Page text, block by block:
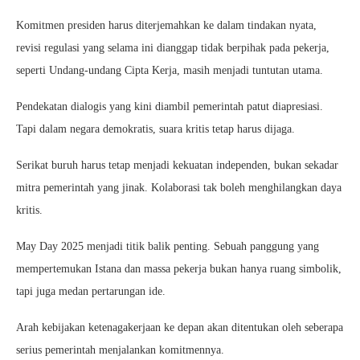
Komitmen presiden harus diterjemahkan ke dalam tindakan nyata,
revisi regulasi yang selama ini dianggap tidak berpihak pada pekerja,
seperti Undang-undang Cipta Kerja, masih menjadi tuntutan utama.
Pendekatan dialogis yang kini diambil pemerintah patut diapresiasi.
Tapi dalam negara demokratis, suara kritis tetap harus dijaga.
Serikat buruh harus tetap menjadi kekuatan independen, bukan sekadar
mitra pemerintah yang jinak. Kolaborasi tak boleh menghilangkan daya
kritis.
May Day 2025 menjadi titik balik penting. Sebuah panggung yang
mempertemukan Istana dan massa pekerja bukan hanya ruang simbolik,
tapi juga medan pertarungan ide.
Arah kebijakan ketenagakerjaan ke depan akan ditentukan oleh seberapa
serius pemerintah menjalankan komitmennya.